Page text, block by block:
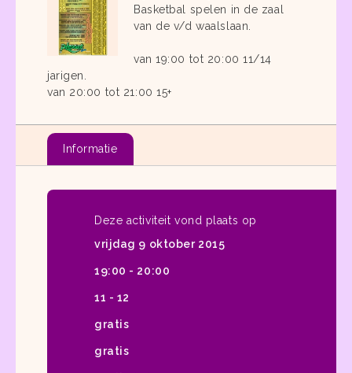
Basketbal spelen in de zaal
van de v/d waalslaan.
van 19:00 tot 20:00 11/14
jarigen.
van 20:00 tot 21:00 15+
Informatie
Deze activiteit vond plaats op
vrijdag 9 oktober 2015
19:00 - 20:00
11 - 12
gratis
gratis